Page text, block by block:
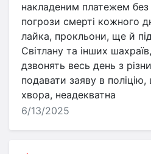
накладеним платежем
погрози смерті кожного
лайка, прокльони, ще й
Світлану та інших
дзвонять весь день з
подавати заяву в поліцію,
хвора, неадекватна
6/13/2025